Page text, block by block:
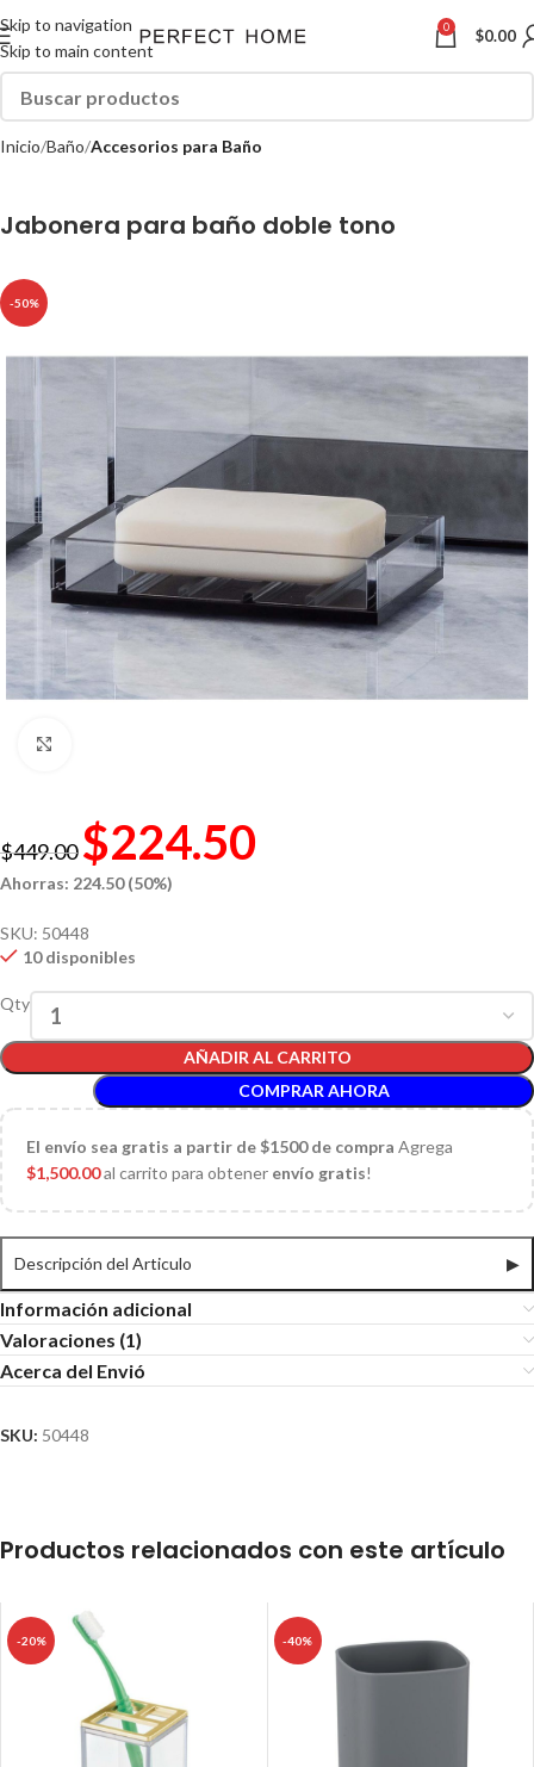
Skip to navigation
Skip to main content
0 $0.00
Inicio Baño Accesorios para Baño
Jabonera para baño doble tono
-50%
$449.00 $224.50
Ahorras: 224.50 (50%)
SKU: 50448
10 disponibles
Qty
AÑADIR AL CARRITO
COMPRAR AHORA
El envío sea gratis a partir de $1500 de compra Agrega
$1,500.00al carrito para obtener envío gratis!
Descripción del Articulo ▶
Información adicional
Valoraciones (1)
Acerca del Envió
SKU: 50448
Productos relacionados con este artículo
-20% -40%